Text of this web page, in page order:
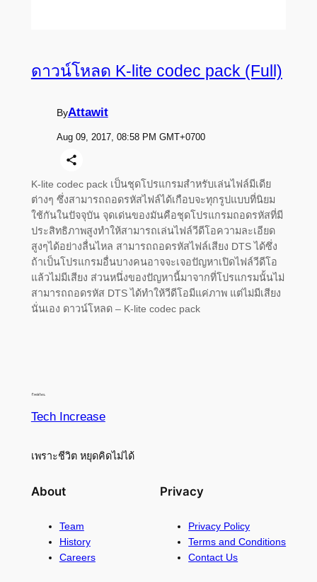
ดาวน์โหลด K-lite codec pack (Full)
ByAttawit
Aug 09, 2017, 08:58 PM GMT+0700
K-lite codec pack เป็นชุดโปรแกรมสำหรับเล่นไฟล์มีเดีย
ต่างๆ ซึ่งสามารถถอดรหัสไฟล์ได้เกือบจะทุกรูปแบบที่นิยม
ใช้กันในปัจจุบัน จุดเด่นของมันคือชุดโปรแกรมถอดรหัสที่มี
ประสิทธิภาพสูงทำให้สามารถเล่นไฟล์วีดีโอความละเอียด
สูงๆได้อย่างลื่นไหล สามารถถอดรหัสไฟล์เสียง DTS ได้ซึ่ง
ถ้าเป็นโปรแกรมอื่นบางคนอาจจะเจอปัญหาเปิดไฟล์วีดีโอ
แล้วไม่มีเสียง ส่วนหนึ่งของปัญหานี้มาจากที่โปรแกรมนั้นไม่
สามารถถอดรหัส DTS ได้ทำให้วีดีโอมีแค่ภาพ แต่ไม่มีเสียง
นั่นเอง ดาวน์โหลด – K-lite codec pack
Tech Increase
เพราะชีวิต หยุดคิดไม่ได้
About
Team
History
Careers
Privacy
Privacy Policy
Terms and Conditions
Contact Us